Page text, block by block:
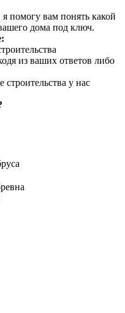
помогу вам понять какой
дома под ключ.
из ваших ответов либо
строительства у нас